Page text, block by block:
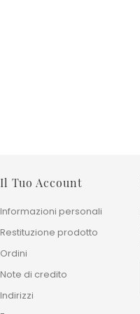
Il Tuo Account
Informazioni personali
Restituzione prodotto
Ordini
Note di credito
Indirizzi